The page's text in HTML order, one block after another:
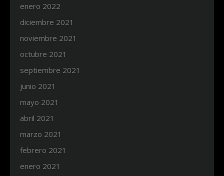
enero 2022
diciembre 2021
noviembre 2021
octubre 2021
septiembre 2021
junio 2021
mayo 2021
abril 2021
marzo 2021
febrero 2021
enero 2021